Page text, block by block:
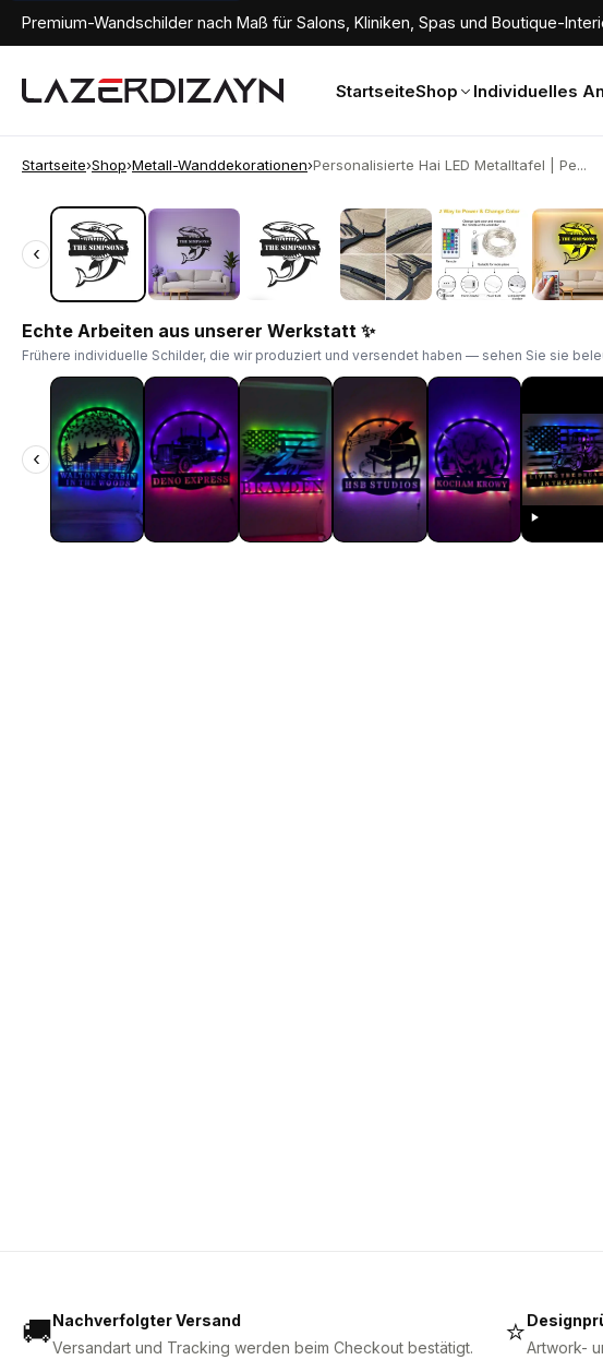
Premium-Wandschilder nach Maß für Salons, Kliniken, Spas und Boutique-
StartseiteShop Individuelles
Startseite›Shop›Metall-Wanddekorationen›Personalisierte Hai LED Metalltafel | Pe...
‹
‹
Echte Arbeiten aus unserer Werkstatt ✨
Frühere individuelle Schilder, die wir produziert und versendet haben — sehen Sie sie
‹
🚚Nachverfolgter Versand
Versandart und Tracking werden beim Checkout bestätigt.
⭐Artwork-